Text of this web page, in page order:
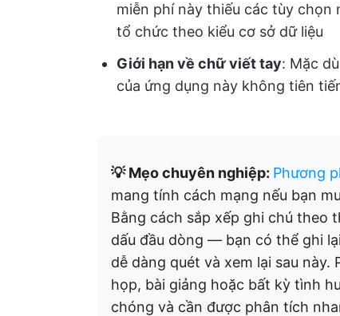
miễn phí này thiếu các tùy
tổ chức theo kiểu cơ sở dữ liệu
Giới hạn về chữ viết tay: Mặc
của ứng dụng này không tiên
💡 Mẹo chuyên nghiệp: Phương
mang tính cách mạng nếu bạn
Bằng cách sắp xếp ghi chú theo
dấu đầu dòng — bạn có thể ghi
dễ dàng quét và xem lại sau
họp, bài giảng hoặc bất kỳ tình
chóng và cần được phân tích